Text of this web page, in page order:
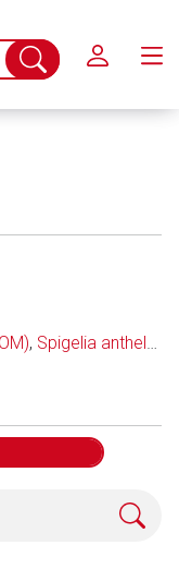
Suche
abschicken
, Spigelia anthelmia (HOM)